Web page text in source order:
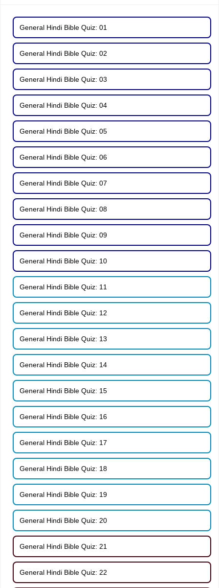
General Hindi Bible Quiz: 01
General Hindi Bible Quiz: 02
General Hindi Bible Quiz: 03
General Hindi Bible Quiz: 04
General Hindi Bible Quiz: 05
General Hindi Bible Quiz: 06
General Hindi Bible Quiz: 07
General Hindi Bible Quiz: 08
General Hindi Bible Quiz: 09
General Hindi Bible Quiz: 10
General Hindi Bible Quiz: 11
General Hindi Bible Quiz: 12
General Hindi Bible Quiz: 13
General Hindi Bible Quiz: 14
General Hindi Bible Quiz: 15
General Hindi Bible Quiz: 16
General Hindi Bible Quiz: 17
General Hindi Bible Quiz: 18
General Hindi Bible Quiz: 19
General Hindi Bible Quiz: 20
General Hindi Bible Quiz: 21
General Hindi Bible Quiz: 22